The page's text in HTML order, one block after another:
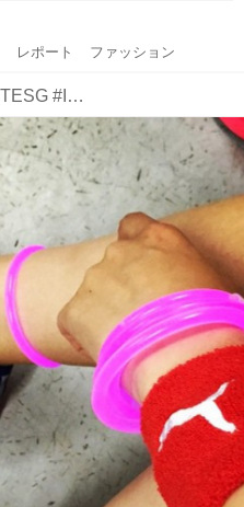
レポート ファッション
#IGNTEDXB #IGNITESG #IGNITETokyo #PUMA #running #shoes 目標:今月100キロ走る